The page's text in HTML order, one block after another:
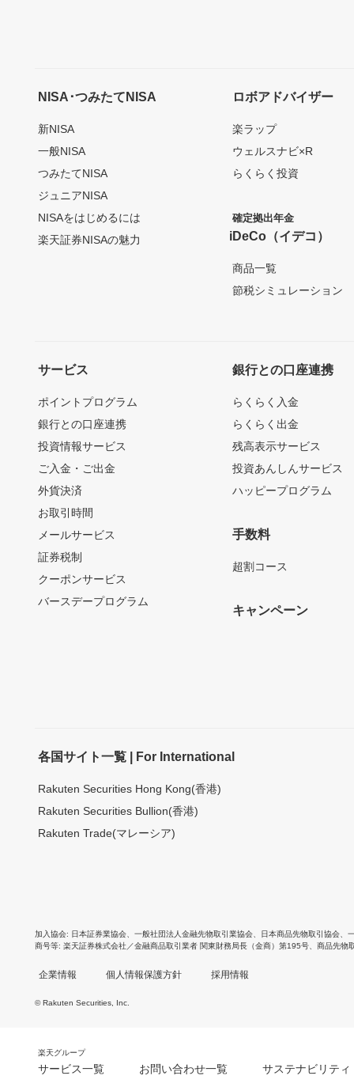
NISA･つみたてNISA
新NISA
一般NISA
つみたてNISA
ジュニアNISA
NISAをはじめるには
楽天証券NISAの魅力
ロボアドバイザー
楽ラップ
ウェルスナビ×R
らくらく投資
確定拠出年金
iDeCo（イデコ）
商品一覧
節税シミュレーション
サービス
ポイントプログラム
銀行との口座連携
投資情報サービス
ご入金・ご出金
外貨決済
お取引時間
メールサービス
証券税制
クーポンサービス
バースデープログラム
銀行との口座連携
らくらく入金
らくらく出金
残高表示サービス
投資あんしんサービス
ハッピープログラム
手数料
超割コース
キャンペーン
各国サイト一覧 | For International
Rakuten Securities Hong Kong(香港)
Rakuten Securities Bullion(香港)
Rakuten Trade(マレーシア)
加入協会 日本証券業協会 一般社団法人金融先物取引業協会 日本商品先物取引協会
商号等 楽天証券株式会社／金融商品取引業者 関東財務局長（金商）第195号、商品先物
企業情報 個人情報保護方針 採用情報
© Rakuten Securities, Inc.
楽天グループ
サービス一覧 お問い合わせ一覧 サステナビリティ